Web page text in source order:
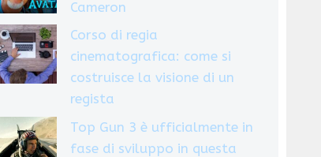
Cameron
Corso di regia
cinematografica: come si
costruisce la visione di un
regista
Top Gun 3 è ufficialmente in
fase di sviluppo in questa